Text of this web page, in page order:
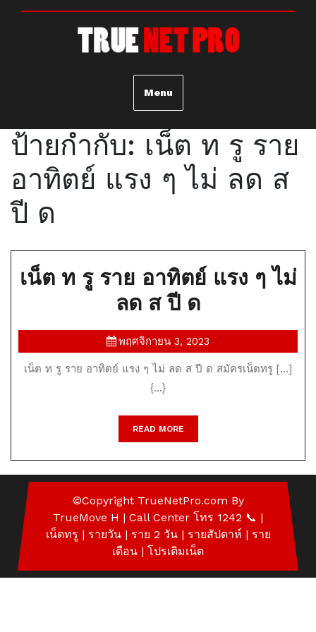
Skip
Menu
ป้ายกำกับ: เน็ต ท รู ราย
อาทิตย์ แรง ๆ ไม่ ลด ส
ปี ด
เน็ต ท รู ราย อาทิตย์ แรง ๆ ไม่
ลด ส ปี ดเน็ต
ท
รู
ราย
ๆ
ไม่
ลด
ส
ปี
ด
พฤศจิกายน 3, 2023
3,
2023
เน็ต ท รู ราย อาทิตย์ แรง ๆ ไม่ ลด ส ปี ด สมัครเน็ตทรู […]
{...}
READ MOREREAD
MORE
©Copyright TrueNetPro.com By
TrueMove H | Call Center โทร 1242 📞 |
เน็ตทรู | รายวัน | ราย 2 วัน | รายสัปดาห์ | ราย
เดือน | โปรเติมเน็ต